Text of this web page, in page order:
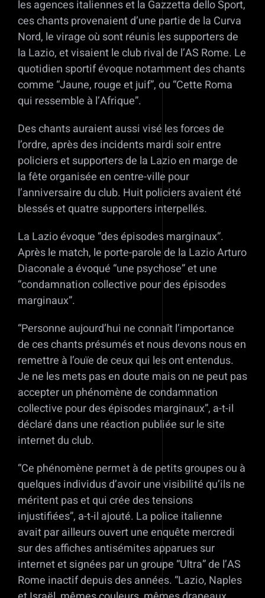
les agences italiennes et la Gazzetta dello Sport,
ces chants provenaient d’une partie de la Curva
Nord, le virage où sont réunis les supporters de
la Lazio, et visaient le club rival de l’AS Rome. Le
quotidien sportif évoque notamment des chants
comme “Jaune, rouge et juif”, ou “Cette Roma
qui ressemble à l’Afrique”.
Des chants auraient aussi visé les forces de
l’ordre, après des incidents mardi soir entre
policiers et supporters de la Lazio en marge de
la fête organisée en centre-ville pour
l’anniversaire du club. Huit policiers avaient été
blessés et quatre supporters interpellés.
La Lazio évoque “des épisodes marginaux”.
Après le match, le porte-parole de la Lazio Arturo
Diaconale a évoqué “une psychose” et une
“condamnation collective pour des épisodes
marginaux”.
“Personne aujourd’hui ne connaît l’importance
de ces chants présumés et nous devons nous en
remettre à l’ouïe de ceux qui les ont entendus.
Je ne les mets pas en doute mais on ne peut pas
accepter un phénomène de condamnation
collective pour des épisodes marginaux”, a-t-il
déclaré dans une réaction publiée sur le site
internet du club.
“Ce phénomène permet à de petits groupes ou à
quelques individus d’avoir une visibilité qu’ils ne
méritent pas et qui crée des tensions
injustifiées”, a-t-il ajouté. La police italienne
avait par ailleurs ouvert une enquête mercredi
sur des affiches antisémites apparues sur
internet et signées par un groupe “Ultra” de l’AS
Rome inactif depuis des années. “Lazio, Naples